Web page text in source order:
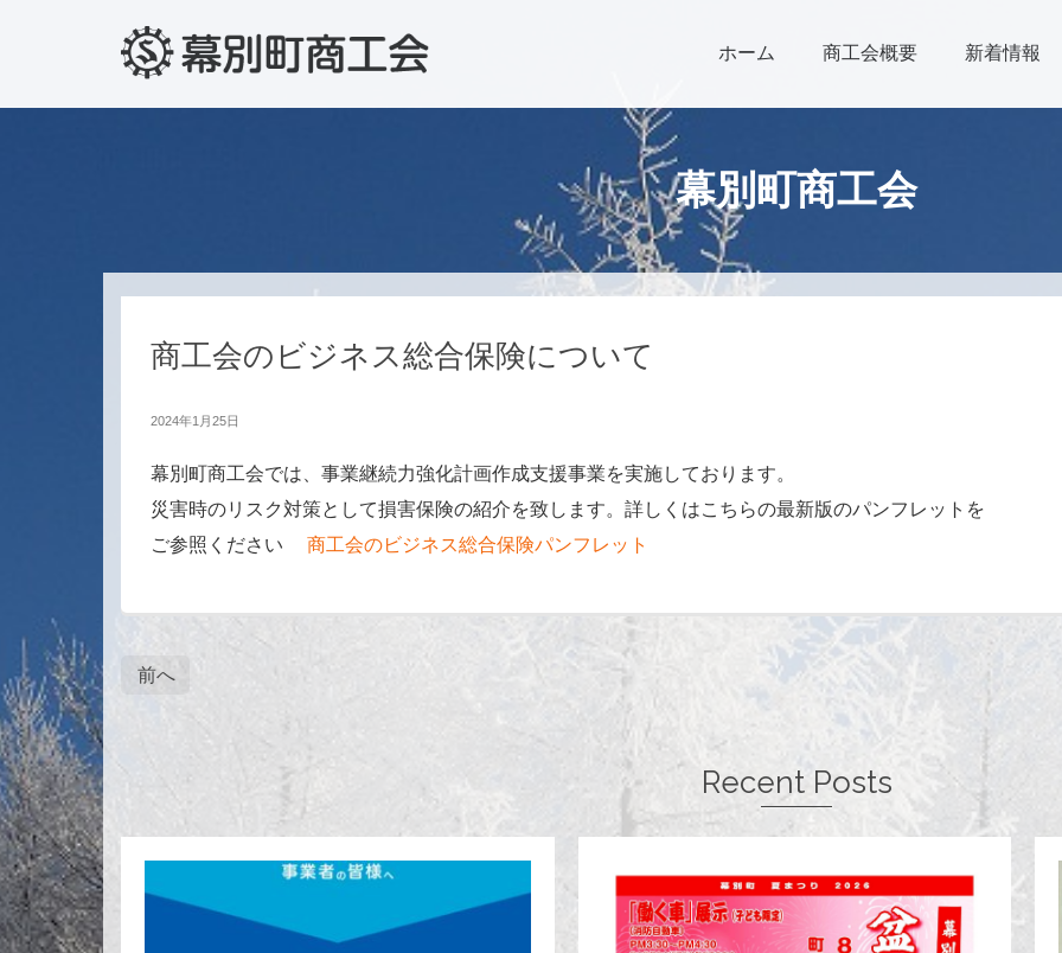
ホーム 商工会概要 新着情報
幕別町商工会
商工会のビジネス総合保険について
2024年1月25日
幕別町商工会では、事業継続力強化計画作成支援事業を実施しております。
災害時のリスク対策として損害保険の紹介を致します。詳しくはこちらの最新版のパンフレットを
ご参照ください 商工会のビジネス総合保険パンフレット
前へ
Recent Posts